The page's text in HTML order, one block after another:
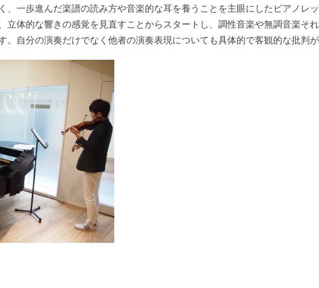
、一歩進んだ楽譜の読み方や音楽的な耳を養うことを主眼にしたピアノレ
立体的な響きの感覚を見直すことからスタートし、調性音楽や無調音楽そ
。自分の演奏だけでなく他者の演奏表現についても具体的で客観的な批判